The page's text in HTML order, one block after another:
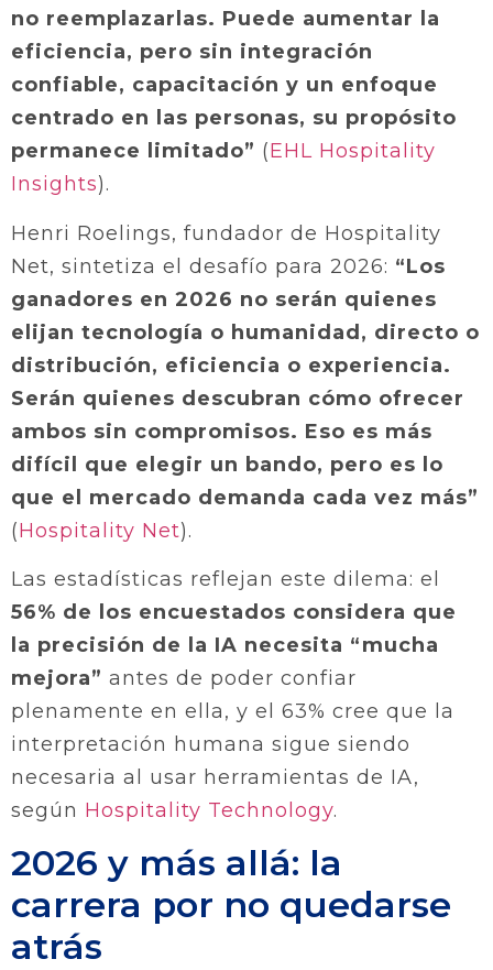
no reemplazarlas. Puede aumentar la
eficiencia, pero sin integración
confiable, capacitación y un enfoque
centrado en las personas, su propósito
permanece limitado” (EHL Hospitality
Insights).
Henri Roelings, fundador de Hospitality
Net, sintetiza el desafío para 2026: “Los
ganadores en 2026 no serán quienes
elijan tecnología o humanidad, directo o
distribución, eficiencia o experiencia.
Serán quienes descubran cómo ofrecer
ambos sin compromisos. Eso es más
difícil que elegir un bando, pero es lo
que el mercado demanda cada vez más”
(Hospitality Net).
Las estadísticas reflejan este dilema: el
56% de los encuestados considera que
la precisión de la IA necesita “mucha
mejora” antes de poder confiar
plenamente en ella, y el 63% cree que la
interpretación humana sigue siendo
necesaria al usar herramientas de IA,
según Hospitality Technology.
2026 y más allá: la
carrera por no quedarse
atrás